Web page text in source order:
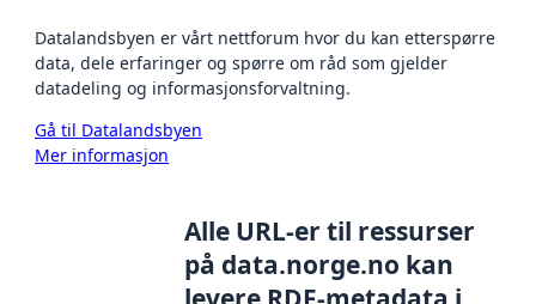
Datalandsbyen er vårt nettforum hvor du kan etterspørre
data, dele erfaringer og spørre om råd som gjelder
datadeling og informasjonsforvaltning.
Gå til Datalandsbyen
Mer informasjon
Alle URL-er til ressurser
på data.norge.no kan